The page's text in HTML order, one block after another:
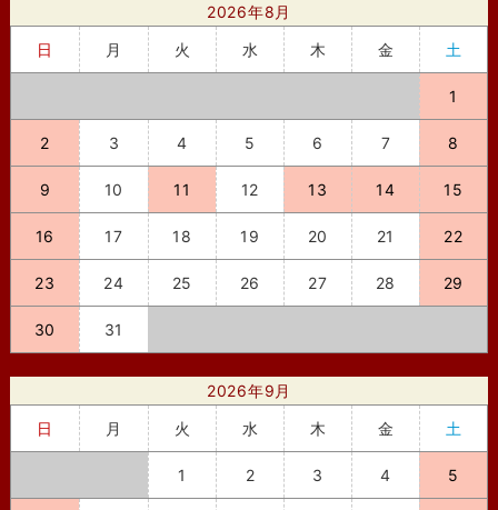
2026年8月
日
月 火 水 木 金 土
1
2 3 4 5 6 7 8
9 10 11 12 13 14 15
16 17 18 19 20 21 22
23 24 25 26 27 28 29
30 31
2026年9月
日
月 火 水 木 金 土
1 2 3 4 5